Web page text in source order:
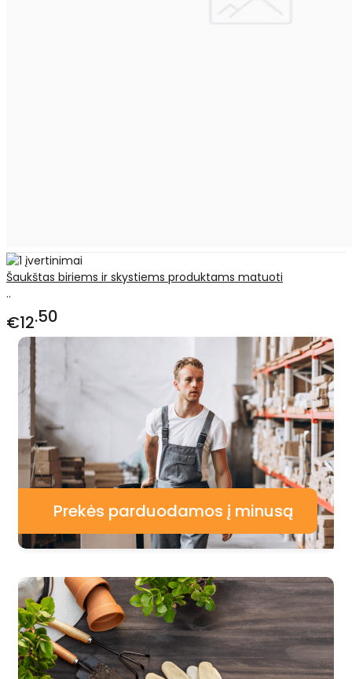
Šaukštas biriems ir skystiems produktams matuoti
..
€12 50
Prekės parduodamos į minusą